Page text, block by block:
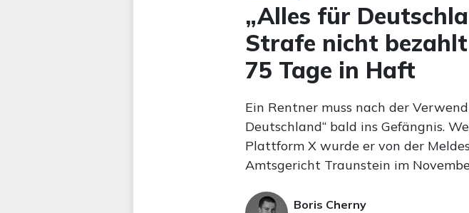
„Alles für
Strafe nicht
75 Tage in Haft
Ein Rentner muss nach der
Deutschland“ bald ins Gefängnis.
Plattform X wurde er von der
Amtsgericht Traunstein im
Boris Cherny